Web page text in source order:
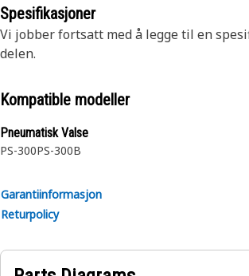
Spesifikasjoner
Vi jobber fortsatt med å legge til en
delen.
Kompatible modeller
Pneumatisk Valse
PS-300PS-300B
Garantiinformasjon
Returpolicy